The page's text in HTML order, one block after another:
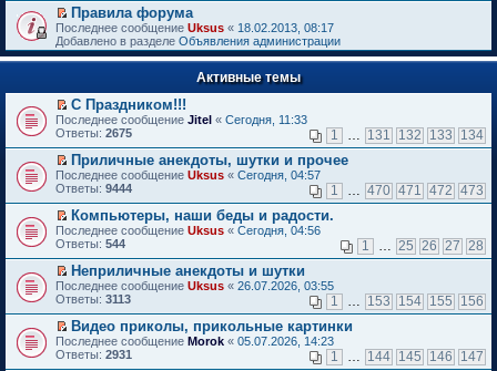
й
т
и
к
п
в
о
м
у
н
е
п
р
о
ч
и
т
а
н
н
о
м
у
с
о
о
П
е
р
е
т
и
к
п
р
в
о
м
у
н
е
п
р
о
ч
и
т
а
н
н
Правила форума
Последнее сообщение Uksus « 18.02.2013, 08:17
Добавлено в разделе Объявления администрации
Активные темы
П
е
е
й
т
и
к
п
е
р
в
о
м
у
н
е
п
р
о
С Праздником!!!
Последнее сообщение Jitel « Сегодня, 11:33
Ответы: 2675 1 131 132 133 134
П
е
е
й
т
и
к
п
е
р
в
о
м
у
Приличные анекдоты, шутки и прочее
Последнее сообщение Uksus « Сегодня, 04:57
Ответы: 9444 1 470 471 472 473
П
е
е
й
т
и
к
п
е
р
Компьютеры, наши беды и радости.
Последнее сообщение Uksus « Сегодня, 04:56
Ответы: 544 1 25 26 27 28
П
е
е
й
т
и
Неприличные анекдоты и шутки
Последнее сообщение Uksus « 26.07.2026, 03:55
Ответы: 3113 1 153 154 155 156
П
е
Видео приколы, прикольные картинки
Последнее сообщение Morok « 05.07.2026, 14:23
Ответы: 2931 1 144 145 146 147